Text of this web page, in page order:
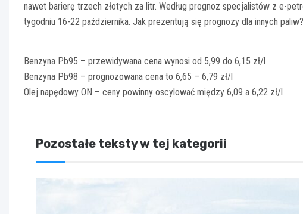
nawet barierę trzech złotych za litr. Według prognoz specjalistów z e-
tygodniu 16-22 października. Jak prezentują się prognozy dla innych paliw?
Benzyna Pb95 – przewidywana cena wynosi od 5,99 do 6,15 zł/l
Benzyna Pb98 – prognozowana cena to 6,65 – 6,79 zł/l
Olej napędowy ON – ceny powinny oscylować między 6,09 a 6,22 zł/l
Pozostałe teksty w tej kategorii